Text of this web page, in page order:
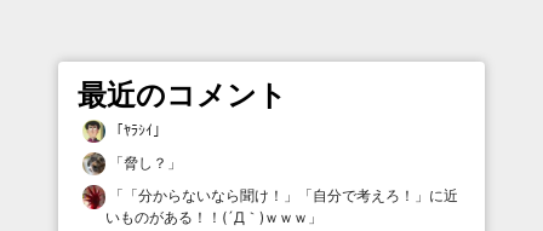
最近のコメント
「ﾔﾗｼｲ 」
「脅し？ 」
「 「分からないなら聞け！」「自分で考えろ！」に近
いものがある！！(´Д｀)ｗｗｗ 」